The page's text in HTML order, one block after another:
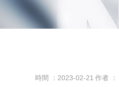
時間 ：2023-02-21 作者 ：